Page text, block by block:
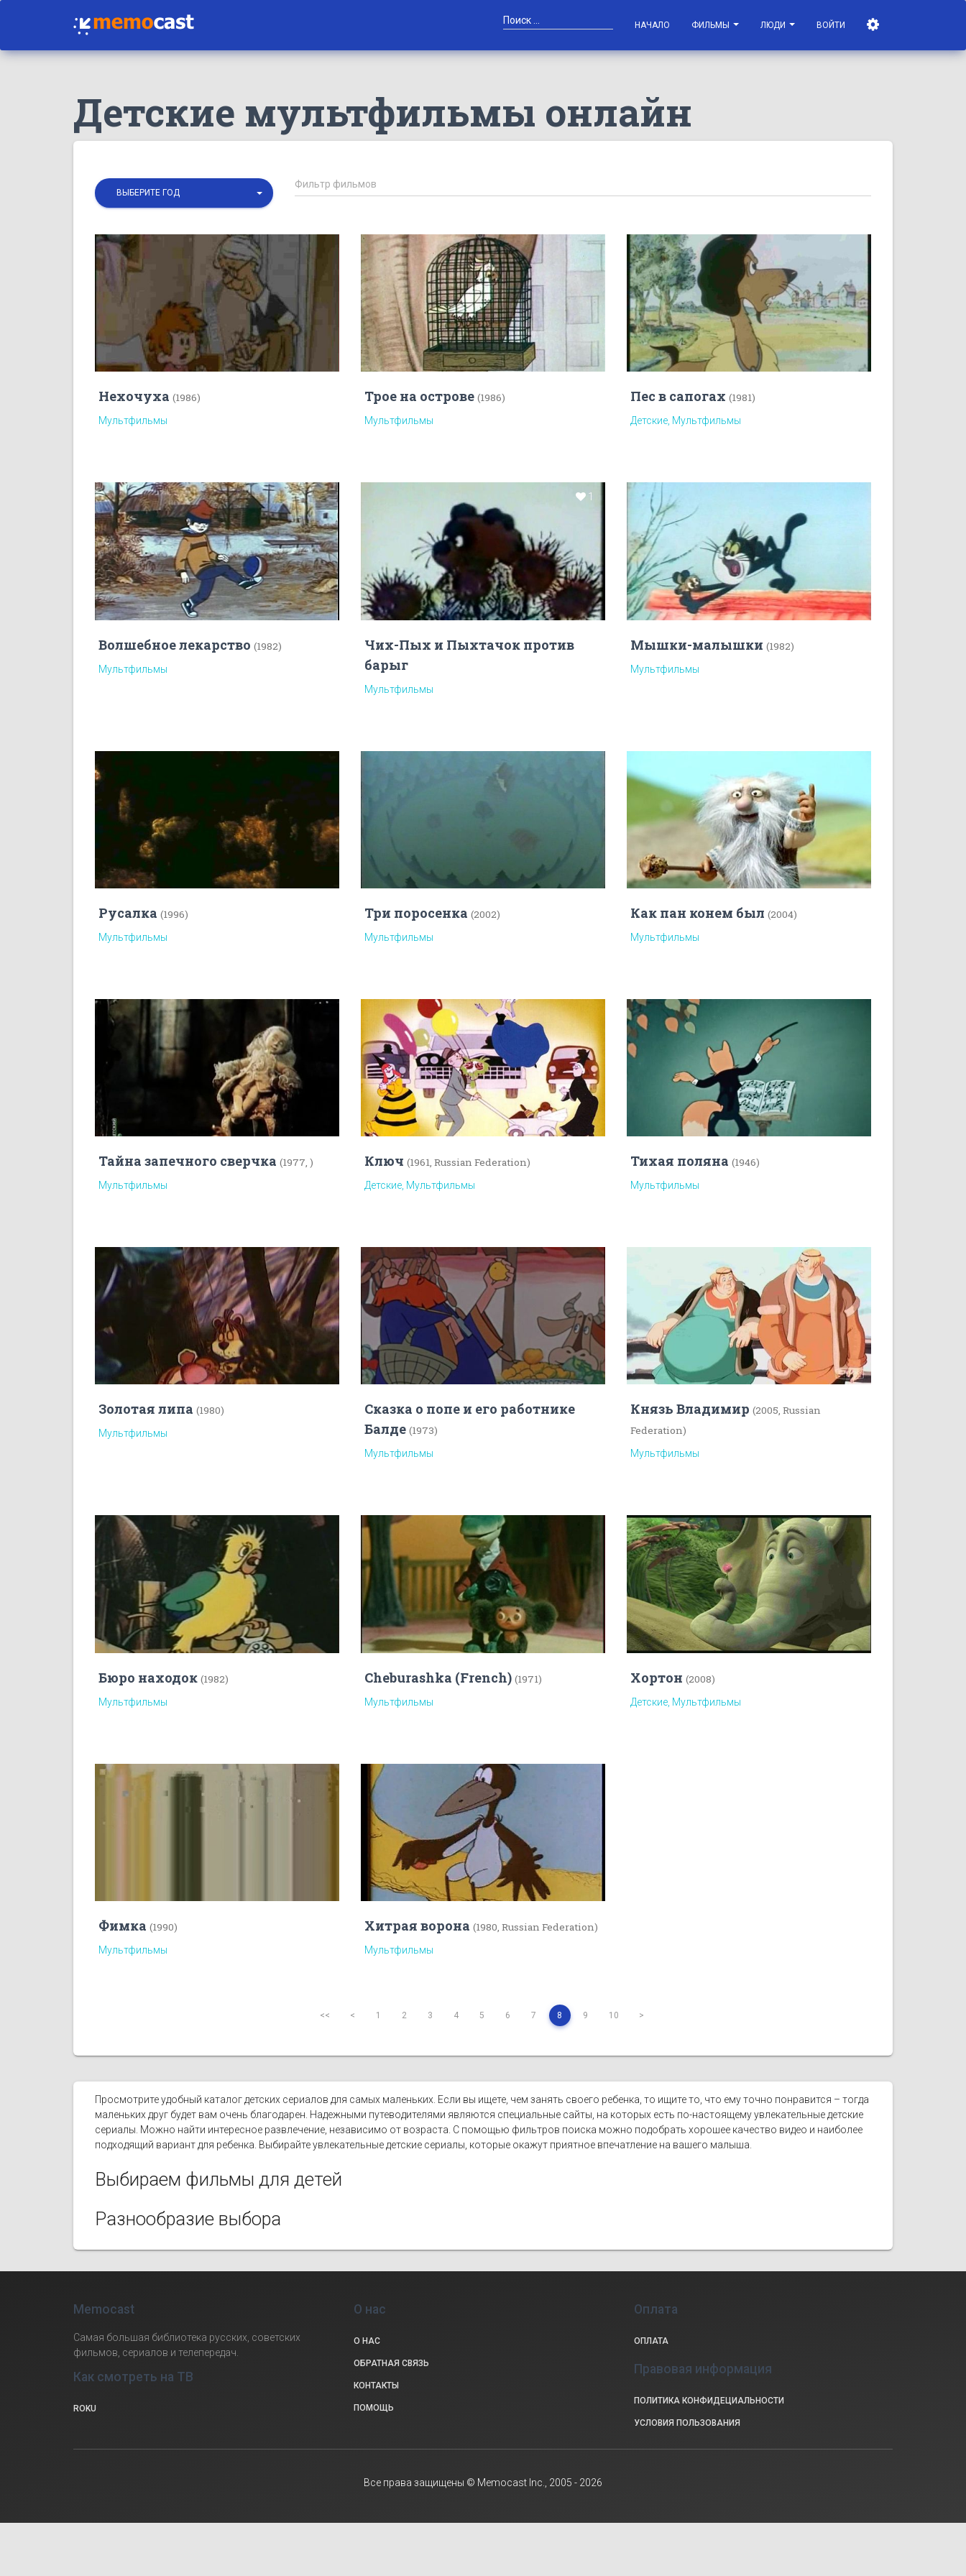
НАЧАЛО ФИЛЬМЫ ЛЮДИ ВОЙТИ
Детские мультфильмы онлайн
ВЫБЕРИТЕ ГОД
Нехочуха (1986)
Мультфильмы
Трое на острове (1986)
Мультфильмы
Пес в сапогах (1981)
Детские, Мультфильмы
Волшебное лекарство (1982)
Мультфильмы
1
Чих-Пых и Пыхтачок против
барыг
Мультфильмы
Мышки-малышки (1982)
Мультфильмы
Русалка (1996)
Мультфильмы
Три поросенка (2002)
Мультфильмы
Как пан конем был (2004)
Мультфильмы
Тайна запечного сверчка (1977, )
Мультфильмы
Ключ (1961, Russian Federation)
Детские, Мультфильмы
Тихая поляна (1946)
Мультфильмы
Золотая липа (1980)
Мультфильмы
Сказка о попе и его работнике
Балде (1973)
Мультфильмы
Князь Владимир (2005, Russian
Federation)
Мультфильмы
Бюро находок (1982)
Мультфильмы
Cheburashka (French) (1971)
Мультфильмы
Хортон (2008)
Детские, Мультфильмы
Фимка (1990)
Мультфильмы
Хитрая ворона (1980, Russian Federation)
Мультфильмы
<< < 1 2 3 4 5 6 7 8 9 10 >
Просмотрите удобный каталог детских сериалов для самых маленьких. Если вы ищете, чем занять своего ребенка, то ищите то, что ему точно понравится – тогда
маленьких друг будет вам очень благодарен. Надежными путеводителями являются специальные сайты, на которых есть по-настоящему увлекательные детские
сериалы. Можно найти интересное развлечение, независимо от возраста. С помощью фильтров поиска можно подобрать хорошее качество видео и наиболее
подходящий вариант для ребенка. Выбирайте увлекательные детские сериалы, которые окажут приятное впечатление на вашего малыша.
Выбираем фильмы для детей
Разнообразие выбора
Memocast
Самая большая библиотека русских, советских
фильмов, сериалов и телепередач.
Как смотреть на ТВ
ROKU
О нас
О НАС
ОБРАТНАЯ СВЯЗЬ
КОНТАКТЫ
ПОМОЩЬ
Оплата
ОПЛАТА
Правовая информация
ПОЛИТИКА КОНФИДЕЦИАЛЬНОСТИ
УСЛОВИЯ ПОЛЬЗОВАНИЯ
Все права защищены © Memocast Inc., 2005 - 2026